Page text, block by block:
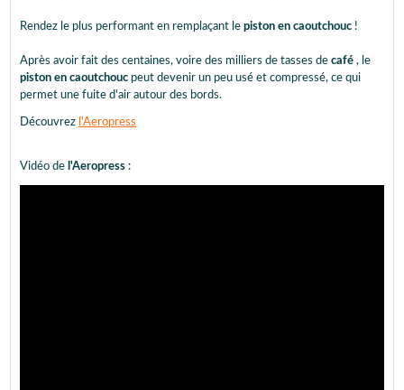
Rendez le plus performant en remplaçant le piston en caoutchouc !
Après avoir fait des centaines, voire des milliers de tasses de café , le
piston en caoutchouc peut devenir un peu usé et compressé, ce qui
permet une fuite d'air autour des bords.
Découvrez l'Aeropress
Vidéo de l'Aeropress :